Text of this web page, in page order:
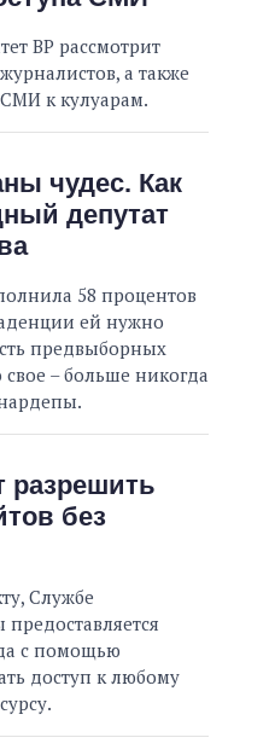
ОБЕЩАНИЯ
ВР рассмотрит
а также
к кулуарам.
чудес. Как
депутат
58 процентов
ей нужно
предвыборных
– больше никогда
разрешить
без
Службе
с помощью
доступ к любому